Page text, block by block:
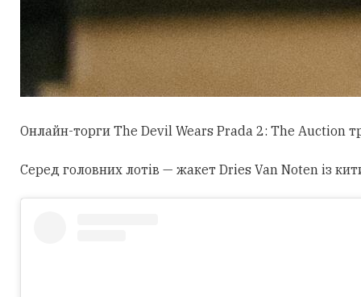
Онлайн-торги The Devil Wears Prada 2: The Auction
Серед головних лотів — жакет Dries Van Noten із